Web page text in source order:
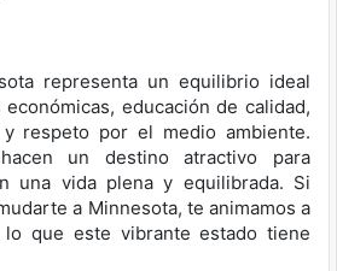
representa un equilibrio ideal
educación de calidad,
respeto por el medio ambiente.
un destino atractivo para
una vida plena y equilibrada. Si
a Minnesota, te animamos a
que este vibrante estado tiene